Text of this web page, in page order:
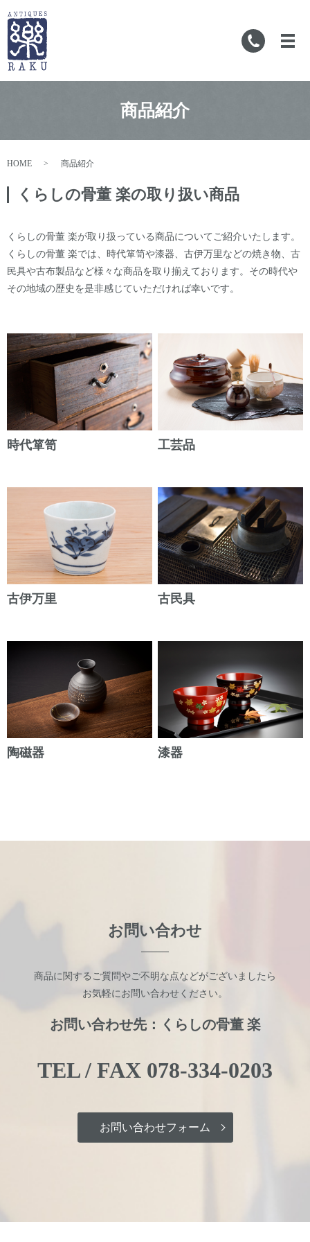
メ
商品紹介
HOME 商品紹介
くらしの骨董 楽の取り扱い商品
くらしの骨董 楽が取り扱っている商品についてご紹介いたします。
くらしの骨董 楽では、時代箪笥や漆器、古伊万里などの焼き物、古
民具や古布製品など様々な商品を取り揃えております。その時代や
その地域の歴史を是非感じていただければ幸いです。
時代箪笥 工芸品
古伊万里 古民具
陶磁器 漆器
お問い合わせ
商品に関するご質問やご不明な点などがございましたら
お気軽にお問い合わせください。
お問い合わせ先：くらしの骨董 楽
TEL / FAX 078-334-0203
お問い合わせフォーム